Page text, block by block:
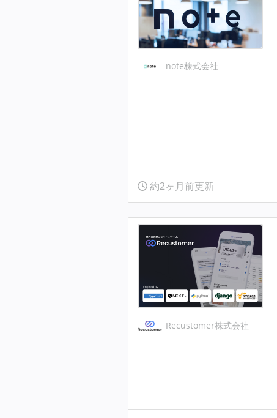
note株式会社
約2ヶ月前更新
Recustomer株式会社